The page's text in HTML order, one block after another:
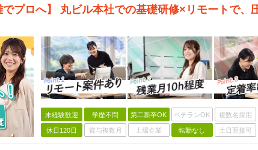
でプロへ】 丸ビル本社での基礎研修×リモートで、
未経験歓迎 学歴不問 第二新卒OK ベテランOK 複数名採用
休日120日 賞与複数月 上場企業 転勤なし 土日面接可